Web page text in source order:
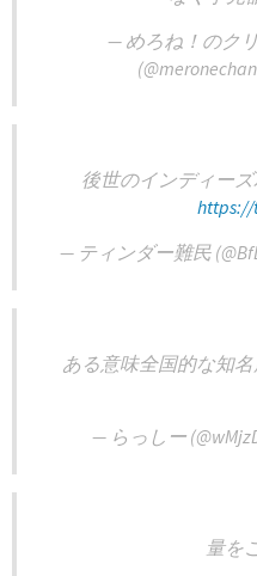
— めろね！のク
後世のインディー
https://
— ティンダー難民
ある意味全国的な知
— らっしー
量を